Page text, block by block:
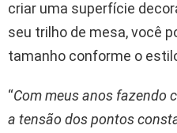
criar uma superfície
seu trilho de mesa, você
tamanho conforme o
“Com meus anos fazendo
a tensão dos pontos